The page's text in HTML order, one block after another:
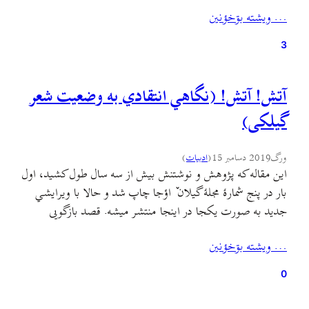
چیزؤن يا کسؤن دکئنن يک…
… ويشته بۊخؤنين
3
آتش! آتش! (نگاهي انتقادي به وضعیت شعر
گیلکی)
ورگ2019 دسامبر 15 (ادبيات)
این مقاله که پژوهش و نوشتنش بیش از سه سال طول کشید، اول
بار در پنج شمارهٔ مجلهٔ گیلان ٚ اؤجا چاپ شد و حالا با ویرایشي
جدید به صورت یکجا در اینجا منتشر میشه. قصد بازگویی
صداهای فردای این سرزمین، این متن رو…
… ويشته بۊخؤنين
0